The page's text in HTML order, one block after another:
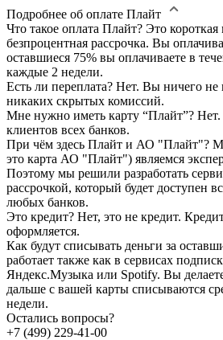
Подробнее об оплате Плайт
Что такое оплата Плайт? Это короткая
безпроцентная рассрочка. Вы
оставшиеся 75% вы оплачиваете в
каждые 2 недели.
Есть ли переплата? Нет. Вы ничего не
никаких скрытых комиссий.
Мне нужно иметь карту “Плайт”? Нет.
клиентов всех банков.
При чём здесь Плайт и АО "Плайт"?
это карта АО "Плайт") являемся
Поэтому мы решили разработать
рассрочкой, который будет доступен
любых банков.
Это кредит? Нет, это не кредит.
оформляется.
Как будут списывать деньги за
работает также как в сервисах
Яндекс.Музыка или Spotify. Вы
дальше с вашей карты списываются
недели.
Остались вопросы?
+7 (499) 229-41-00